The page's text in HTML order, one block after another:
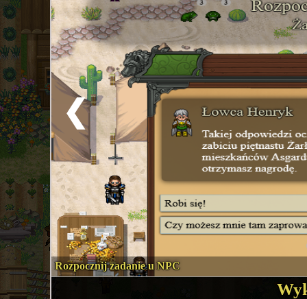
Rozpocznij zadanie u NPC
❮